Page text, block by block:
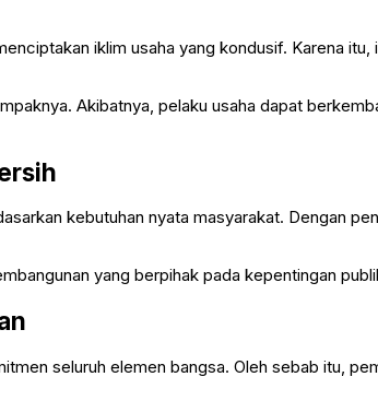
iklim usaha yang kondusif. Karena
Akibatnya, pelaku usaha dapat
kebutuhan nyata masyarakat. Dengan
yang berpihak pada kepentingan
seluruh elemen bangsa. Oleh sebab itu,